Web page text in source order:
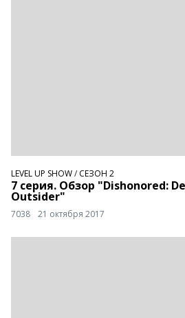
LEVEL UP SHOW/ СЕЗОН 2
7 серия. Обзор "Dishonored:
Outsider"
7038 21 октября 2017